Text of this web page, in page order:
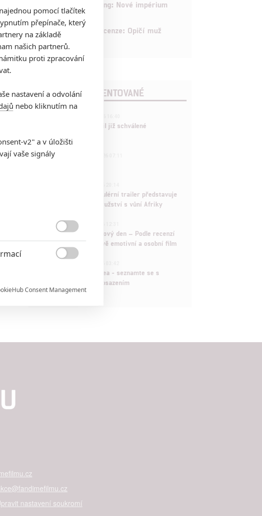
Kong: Nové impérium
8 Recenze: Opičí muž
POSLEDNÍ KOMENTOVANÉ
Marvel nečekaně zrušil již schválené
433
Děti krve a kostí: Regulérní trailer představuje
akční fantasy dobrodružství s vůní Afriky
ČLÁNEK | 30.07.2026 12:31
Spider-Man: Zbrusu nový den – Podle recenzí
máme čekat překvapivě emotivní a osobní film
Velké preview: Odyssea - seznamte se s
maximálně nabitým obsazením
nastavení soukromí
pomocí tlačítek
přepínače, který
na základě
našich partnerů.
proti zpracování
nastavení a odvolání
nebo kliknutím na
v2" a v úložišti
vaše signály


chyb,
Consent Management